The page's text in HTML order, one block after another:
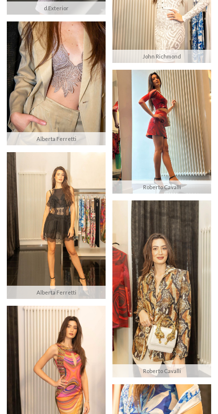
d.Exterior
John Richmond
Alberta Ferretti
Roberto Cavalli
Alberta Ferretti
Roberto Cavalli